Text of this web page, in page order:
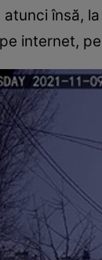
atunci însă,
internet,